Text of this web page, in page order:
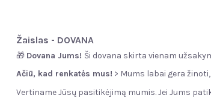
Žaislas - DOVANA
🎁 Dovana Jums! Ši dovana skirta vienam
Ačiū, kad renkatės mus! > Mums labai gera
Vertiname Jūsų pasitikėjimą mumis. Jei Jums